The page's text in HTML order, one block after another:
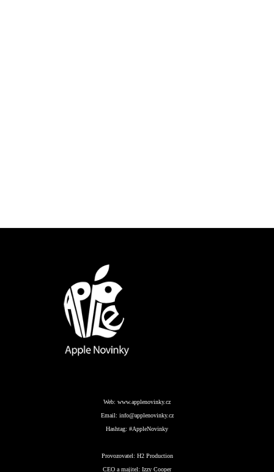
Web: www.applenovinky.cz
Email: info@applenovinky.cz
Hashtag: #AppleNovinky
Provozovatel: H2 Production
CEO a majitel: Izzy Cooper